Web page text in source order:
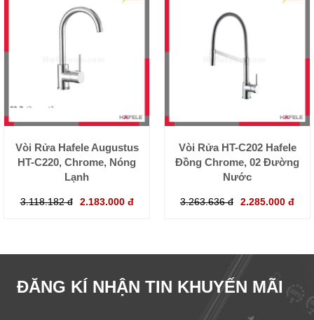
Vòi Rửa Hafele Augustus
HT-C220, Chrome, Nóng
Lạnh
3.118.182 đ 2.183.000 đ
Vòi Rửa HT-C202 Hafele
Đồng Chrome, 02 Đường
Nước
3.263.636 đ 2.285.000 đ
ĐĂNG KÍ NHẬN TIN KHUYẾN MÃI